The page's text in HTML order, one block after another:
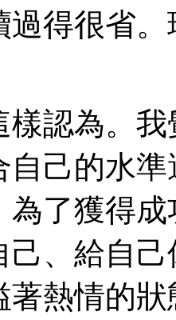
過得很省
樣認為。
自己的水
為了獲得
己、給自
著熱情的狀